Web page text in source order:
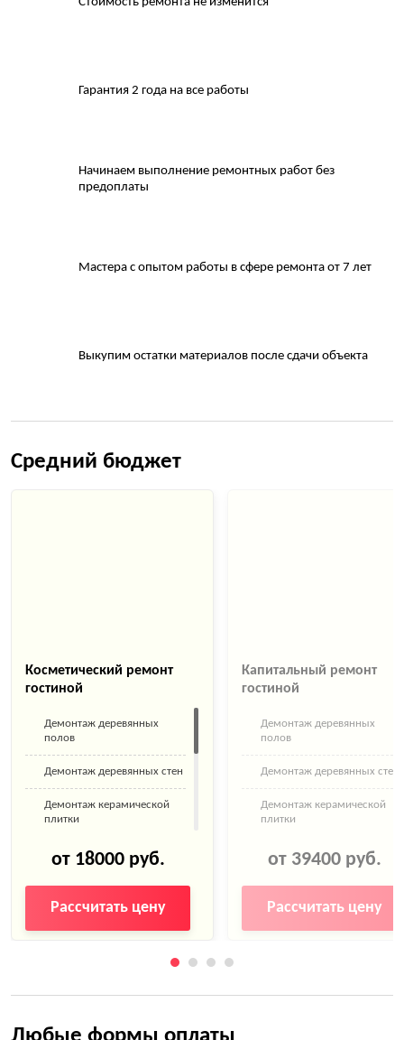
Гарантия 2 года на все работы
Начинаем выполнение ремонтных работ без
предоплаты
Мастера с опытом работы в сфере ремонта от 7 лет
Выкупим остатки материалов после сдачи объекта
Средний бюджет
Косметический ремонт
гостиной
Демонтаж деревянных
полов
Демонтаж деревянных стен
Демонтаж керамической
плитки
Демонтаж ламината,
паркетной доски
Монтаж плинтусов
пластиковых
от 18000 руб.
Рассчитать цену
Капитальный ремонт
гостиной
Демонтаж деревянных
полов
Демонтаж деревянных стен
Демонтаж керамической
плитки
Демонтаж ламината,
паркетной доски
Монтаж плинтусов
пластиковых
от 39400 руб.
Рассчитать цену